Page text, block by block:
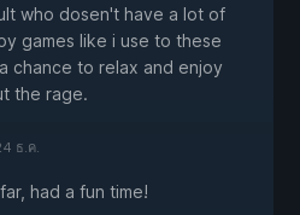
who dosen't have a lot of
games like i use to these
chance to relax and enjoy
the rage.
ธ.ค.
had a fun time!